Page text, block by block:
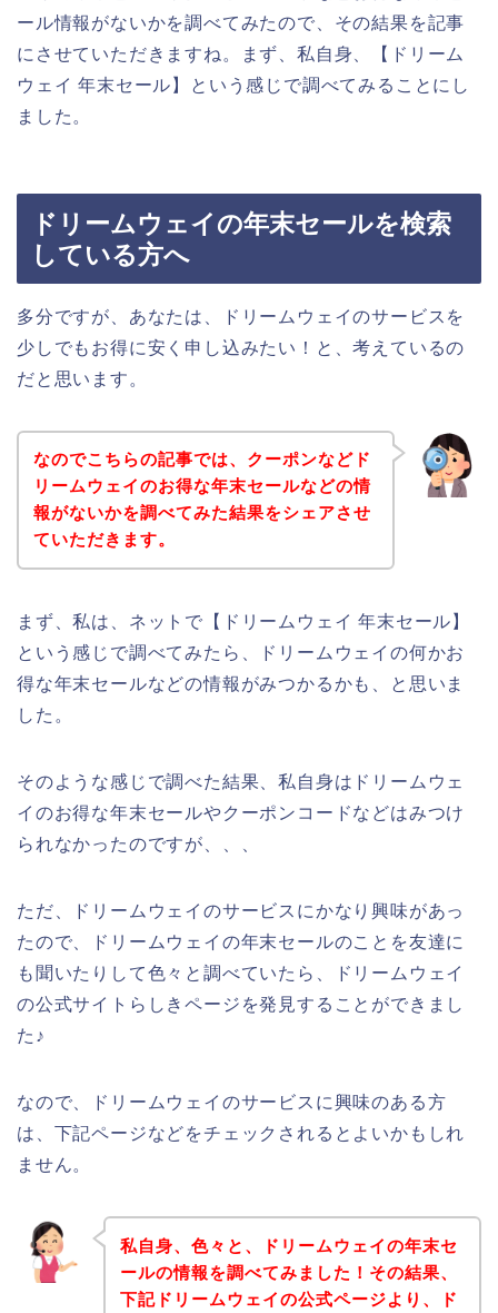
ール情報がないかを調べてみたので、その結果を記事
にさせていただきますね。まず、私自身、【ドリーム
ウェイ 年末セール】という感じで調べてみることにし
ました。
ドリームウェイの年末セールを検索
している方へ
多分ですが、あなたは、ドリームウェイのサービスを
少しでもお得に安く申し込みたい！と、考えているの
だと思います。
なのでこちらの記事では、クーポンなどド
リームウェイのお得な年末セールなどの情
報がないかを調べてみた結果をシェアさせ
ていただきます。
まず、私は、ネットで【ドリームウェイ 年末セール】
という感じで調べてみたら、ドリームウェイの何かお
得な年末セールなどの情報がみつかるかも、と思いま
した。
そのような感じで調べた結果、私自身はドリームウェ
イのお得な年末セールやクーポンコードなどはみつけ
られなかったのですが、、、
ただ、ドリームウェイのサービスにかなり興味があっ
たので、ドリームウェイの年末セールのことを友達に
も聞いたりして色々と調べていたら、ドリームウェイ
の公式サイトらしきページを発見することができまし
た♪
なので、ドリームウェイのサービスに興味のある方
は、下記ページなどをチェックされるとよいかもしれ
ません。
私自身、色々と、ドリームウェイの年末セ
ールの情報を調べてみました！その結果、
下記ドリームウェイの公式ページより、ド